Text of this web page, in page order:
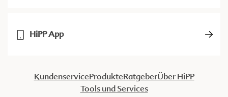
HiPP App
KundenserviceProdukteRatgeberÜber HiPP
Tools und Services